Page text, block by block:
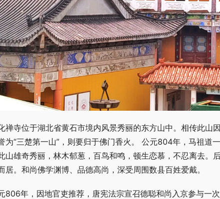
禅寺位于湖北省黄石市境内风景秀丽的东方山中。相传此山
为“三楚第一山”，则要归于佛门香火。 公元804年，马祖道
山雄奇秀丽，林木郁葱，百鸟和鸣，顿生恋慕，不忍离去。
居。和尚佛学渊博、品德高尚，深受周围数县百姓爱戴。
806年，因地官吏推荐，唐宪法宗宣召德聪和尚入京参与一